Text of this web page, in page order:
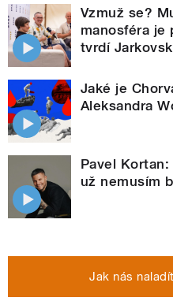
Vzmuž se?
manosféra je
tvrdí
Jaké je
Aleksandra
Pavel
už nemusím
Jak nás